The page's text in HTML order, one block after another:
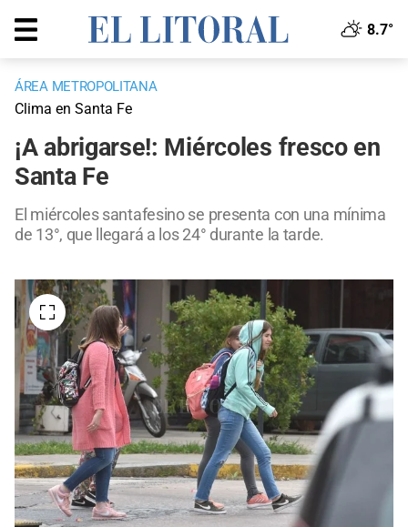
8.7°
ÁREA METROPOLITANA
Clima en Santa Fe
¡A abrigarse!: Miércoles fresco en
Santa Fe
El miércoles santafesino se presenta con una mínima
de 13°, que llegará a los 24° durante la tarde.